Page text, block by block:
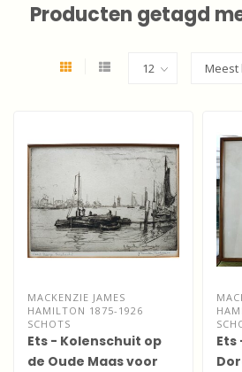
Producten getagd
MACKENZIE JAMES
HAMILTON 1875-1926
SCHOTS
Ets - Kolenschuit op
de Oude Maas voor
Ets